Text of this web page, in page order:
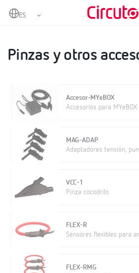
Home Medida y control
Pinzas y otros
Accesor-MYeBOX
Accesorios para MYeBOX
MAG-ADAP
Adaptadores tensión,
VCC-1
Pinza cocodrilo
FLEX-R
Sensores flexibles para
FLEX-RMG